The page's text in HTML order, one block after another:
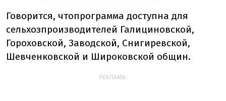
Говорится, чтопрограмма доступна для
сельхозпроизводителей Галициновской,
Гороховской, Заводской, Снигиревской,
Шевченковской и Широковской общин.
РЕКЛАМА: